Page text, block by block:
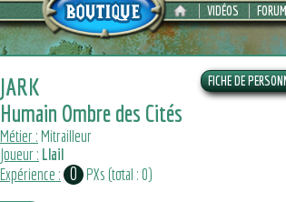
VIDÉOS FORUM
JARK
Humain Ombre des Cités
Métier : Mitrailleur
Joueur : Llail
Expérience : 0 PXs (total : 0)